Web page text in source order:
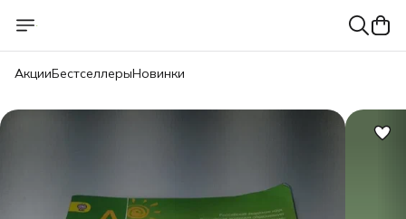
АкцииБестселлерыНовинки